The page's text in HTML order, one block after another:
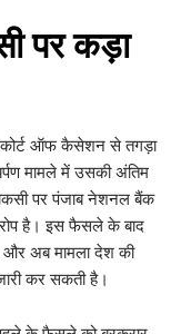
पर कड़ा
कोर्ट ऑफ कैसेशन से तगड़ा
मामले में उसकी अंतिम
पर पंजाब नेशनल बैंक
है। इस फैसले के बाद
और अब मामला देश की
कर सकती है।